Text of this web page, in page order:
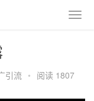
引流 • 阅读 1807